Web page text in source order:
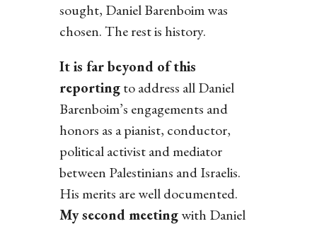
sought, Daniel Barenboim was
chosen. The rest is history.
It is far beyond of this
reportingto address all Daniel
Barenboim’s engagements and
honors as a pianist, conductor,
political activist and mediator
between Palestinians and Israelis.
His merits are well documented.
My second meetingwith Daniel